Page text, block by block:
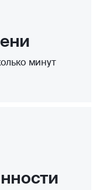
минут